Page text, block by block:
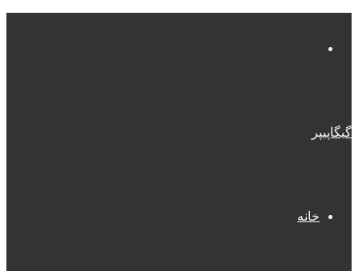
گیگاپیپر
خانه